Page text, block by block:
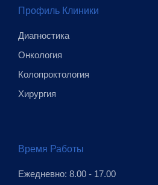
Профиль Клиники
Диагностика
Онкология
Колопроктология
Хирургия
Время Работы
Ежедневно: 8.00 - 17.00